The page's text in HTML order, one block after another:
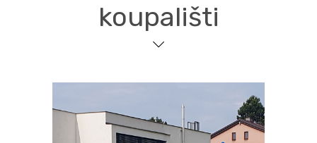
koupališti